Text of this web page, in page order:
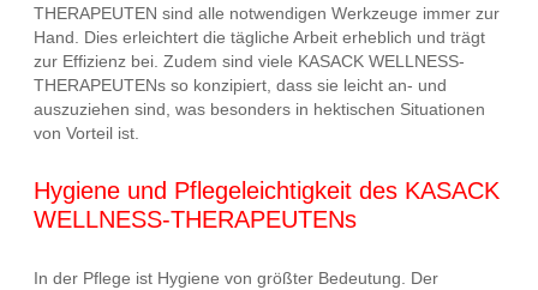
THERAPEUTEN sind alle notwendigen Werkzeuge immer zur
Hand. Dies erleichtert die tägliche Arbeit erheblich und trägt
zur Effizienz bei. Zudem sind viele KASACK WELLNESS-
THERAPEUTENs so konzipiert, dass sie leicht an- und
auszuziehen sind, was besonders in hektischen Situationen
von Vorteil ist.
Hygiene und Pflegeleichtigkeit des KASACK
WELLNESS-THERAPEUTENs
In der Pflege ist Hygiene von größter Bedeutung. Der